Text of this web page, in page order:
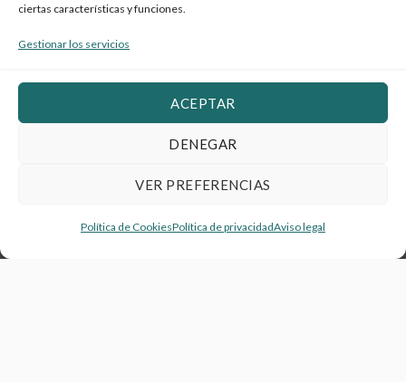
ciertas características y funciones.
Gestionar los servicios
ACEPTAR
DENEGAR
VER PREFERENCIAS
Política de CookiesPolítica de privacidadAviso legal